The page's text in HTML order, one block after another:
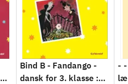
Bind B - Fandango -
dansk for 3. klasse :
-